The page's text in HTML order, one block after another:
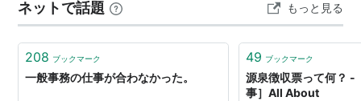
ネットで話題 もっと見る
208 ブックマーク
一般事務の仕事が合わなかった。
49 ブックマーク
源泉徴収票って何？ -
事］All About